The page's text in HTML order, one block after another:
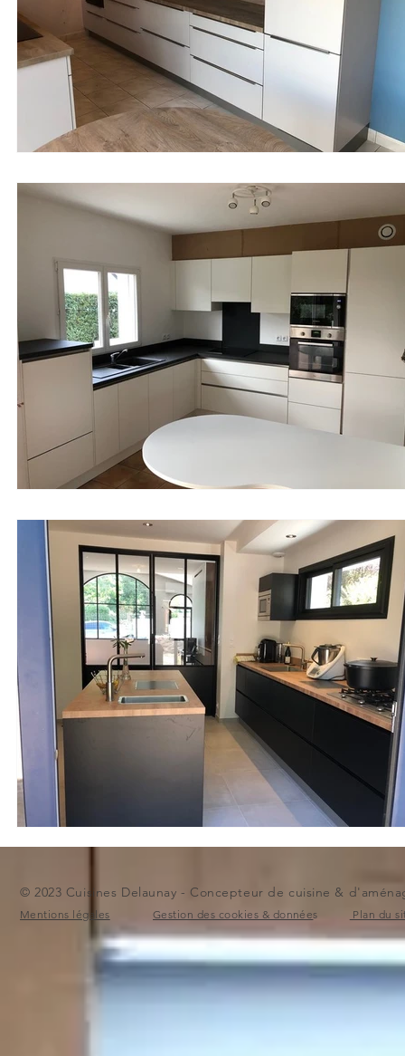
© 2023 Cuisines Delaunay - Concepteur de cuisine &
Mentions légales Gestion des cookies & données Plan du